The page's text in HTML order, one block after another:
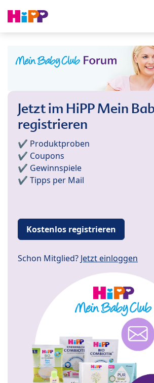
Jetzt im HiPP Mein
registrieren
✔️ Produktproben
✔️ Coupons
✔️ Gewinnspiele
✔️ Tipps per Mail
Kostenlos registrieren
Schon Mitglied? Jetzt einloggen